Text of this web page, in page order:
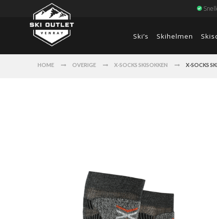
Ski’s Skihelmen
HOME OVERIGE X-SOCKS SKISOKKEN X-SOCKS